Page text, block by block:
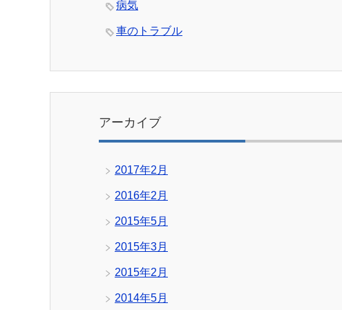
病気
車のトラブル
アーカイブ
2017年2月
2016年2月
2015年5月
2015年3月
2015年2月
2014年5月